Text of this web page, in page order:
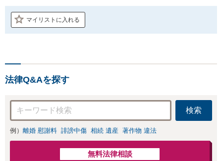
マイリストに入れる
法律Q&Aを探す
検索
例） 離婚 慰謝料 誹謗中傷 相続 遺産 著作物 違法
無料法律相談